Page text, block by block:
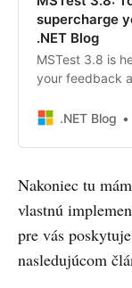
supercharge
.NET Blog
MSTest 3.8 is
your feedback
and smooth
.NET Blog
Nakoniec tu
vlastnú
pre vás
nasledujúcom